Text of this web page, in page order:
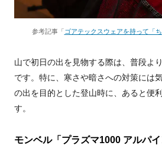
参考記事「 ゴアテックスウェアを持って「
山で初日の出を見物する際は、普段よ
です。特に、寒さや暗さへの対策には
の出を目的とした登山時に、あると便
す。
モンベル「プラズマ1000 アルパイ